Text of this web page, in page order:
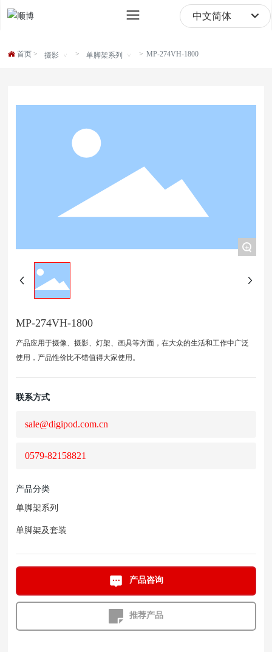
中文简体
中文简体
首页 摄影 单脚架系列 MP-274VH-1800
+
MP-274VH-1800
产品应用于摄像、摄影、灯架、画具等方面，在大众的生活和工作中广泛
使用，产品性价比不错值得大家使用。
联系方式
sale@digipod.com.cn
0579-82158821
产品分类
单脚架系列
单脚架及套装
产品咨询
推荐产品